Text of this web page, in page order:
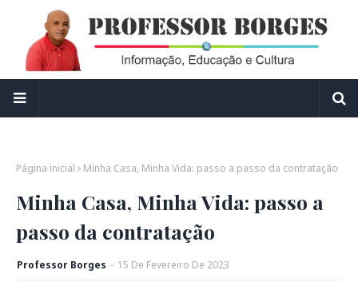
Página inicial Minha Casa, Minha Vida: passo a passo da contratação
Minha Casa, Minha Vida: passo a
passo da contratação
Professor Borges - 15 De Fevereiro De 2023